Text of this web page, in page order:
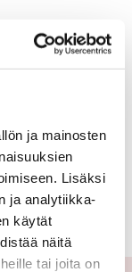
ja mainosten
Lisäksi
ja analytiikka-
käytät
näitä
tai joita on